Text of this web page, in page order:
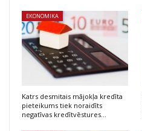
EKONOMIKA
Katrs desmitais mājokļa kredīta
pieteikums tiek noraidīts
negatīvas kredītvēstures…